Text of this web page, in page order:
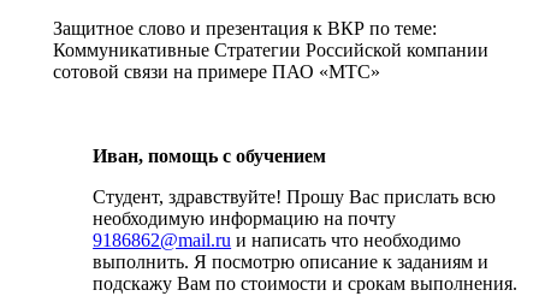
Защитное слово и презентация к ВКР по теме:
Коммуникативные Стратегии Российской компании
сотовой связи на примере ПАО «МТС»
Иван, помощь с обучением
Студент, здравствуйте! Прошу Вас прислать всю
необходимую информацию на почту
9186862@mail.ru и написать что необходимо
выполнить. Я посмотрю описание к заданиям и
подскажу Вам по стоимости и срокам выполнения.